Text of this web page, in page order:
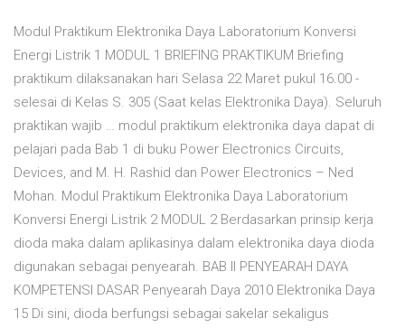
Modul Praktikum Elektronika Daya Laboratorium Konversi
Energi Listrik 1 MODUL 1 BRIEFING PRAKTIKUM Briefing
praktikum dilaksanakan hari Selasa 22 Maret pukul 16.00 -
selesai di Kelas S. 305 (Saat kelas Elektronika Daya). Seluruh
praktikan wajib … modul praktikum elektronika daya dapat di
pelajari pada Bab 1 di buku Power Electronics Circuits,
Devices, and M. H. Rashid dan Power Electronics – Ned
Mohan. Modul Praktikum Elektronika Daya Laboratorium
Konversi Energi Listrik 2 MODUL 2 Berdasarkan prinsip kerja
dioda maka dalam aplikasinya dalam elektronika daya dioda
digunakan sebagai penyearah. BAB II PENYEARAH DAYA
KOMPETENSI DASAR Penyearah Daya 2010 Elektronika Daya
15 Di sini, dioda berfungsi sebagai sakelar sekaligus